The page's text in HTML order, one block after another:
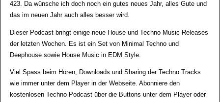
423. Da wünsche ich doch noch ein gutes neues Jahr, alles Gute und
das im neuen Jahr auch alles besser wird.
Dieser Podcast bringt einige neue House und Techno Music Releases
der letzten Wochen. Es ist ein Set von Minimal Techno und
Deephouse sowie House Music in EDM Style.
Viel Spass beim Hören, Downloads und Sharing der Techno Tracks
wie immer unter dem Player in der Webseite. Abonniere den
kostenlosen Techno Podcast über die Buttons unter dem Player oder